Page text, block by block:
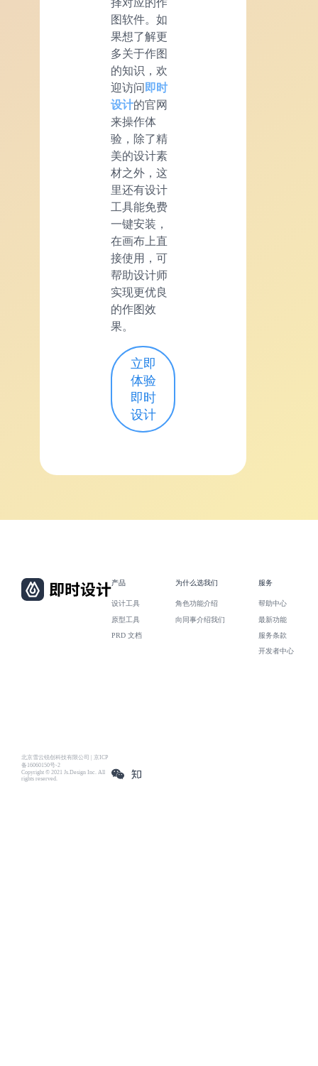
图软件。如
果想了解更
多关于作图
的知识，欢
迎访问即时
设计的官网
来操作体
验，除了精
美的设计素
材之外，这
里还有设计
工具能免费
一键安装，
在画布上直
接使用，可
帮助设计师
实现更优良
的作图效
果。
立即
体验
即时
设计
北京雪云锐创科技有限公司 | 京ICP
备16060150号-2
Copyright © 2021 Js.Design Inc. All
rights reserved.
产品
设计工具
原型工具
PRD 文档
为什么选我们
角色功能介绍
向同事介绍我们
服务
帮助中心
最新功能
服务条款
开发者中心